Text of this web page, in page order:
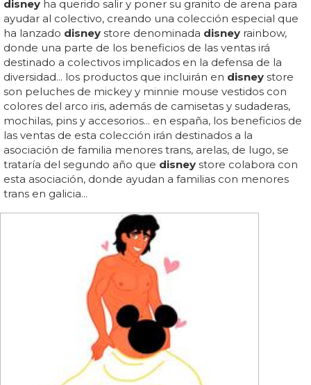
disney ha querido salir y poner su granito de arena para
ayudar al colectivo, creando una colección especial que
ha lanzado disney store denominada disney rainbow,
donde una parte de los beneficios de las ventas irá
destinado a colectivos implicados en la defensa de la
diversidad... los productos que incluirán en disney store
son peluches de mickey y minnie mouse vestidos con
colores del arco iris, además de camisetas y sudaderas,
mochilas, pins y accesorios... en españa, los beneficios de
las ventas de esta colección irán destinados a la
asociación de familia menores trans, arelas, de lugo, se
trataría del segundo año que disney store colabora con
esta asociación, donde ayudan a familias con menores
trans en galicia...